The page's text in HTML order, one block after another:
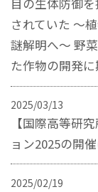
目の生体防御
されていた ～
謎解明へ～ 野
た作物の開発
2025/03/13
【国際高等研
ョン2025の開
2025/02/19